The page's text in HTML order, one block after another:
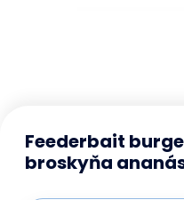
Feederbait
broskyňa